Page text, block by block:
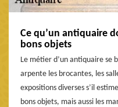
Ce qu’un antiquaire
bons objets
Le métier d’un antiquaire se
arpente les brocantes, les
expositions diverses s’il
bons objets, mais aussi les